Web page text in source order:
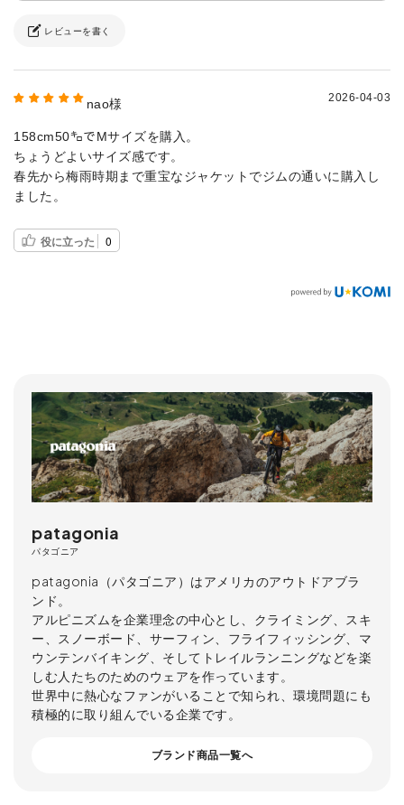
レビューを書く
nao様 2026-04-03
158cm50㌔でMサイズを購入。
ちょうどよいサイズ感です。
春先から梅雨時期まで重宝なジャケットでジムの通いに購入し
ました。
役に立った 0
patagonia
パタゴニア
patagonia（パタゴニア）はアメリカのアウトドアブラ
ンド。
アルピニズムを企業理念の中心とし、クライミング、スキ
ー、スノーボード、サーフィン、フライフィッシング、マ
ウンテンバイキング、そしてトレイルランニングなどを楽
しむ人たちのためのウェアを作っています。
世界中に熱心なファンがいることで知られ、環境問題にも
積極的に取り組んでいる企業です。
ブランド商品一覧へ